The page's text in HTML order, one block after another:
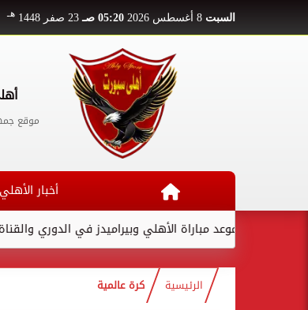
السبت 05:20 صـ 23 صفر 1448 هـ
موقع
أخبار الأهلي
موعد مباراة الأهلي وبيراميدز في الدوري والقناة الناقلة
الرئيسية كرة عالمية